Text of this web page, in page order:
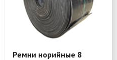
Ремни норийные 8